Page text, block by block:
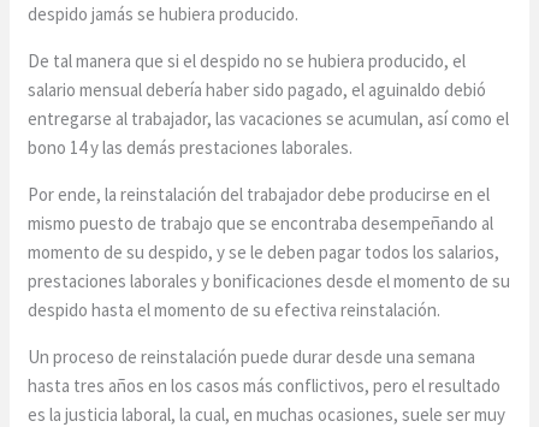
despido jamás se hubiera producido.
De tal manera que si el despido no se hubiera producido, el
salario mensual debería haber sido pagado, el aguinaldo debió
entregarse al trabajador, las vacaciones se acumulan, así como el
bono 14 y las demás prestaciones laborales.
Por ende, la reinstalación del trabajador debe producirse en el
mismo puesto de trabajo que se encontraba desempeñando al
momento de su despido, y se le deben pagar todos los salarios,
prestaciones laborales y bonificaciones desde el momento de su
despido hasta el momento de su efectiva reinstalación.
Un proceso de reinstalación puede durar desde una semana
hasta tres años en los casos más conflictivos, pero el resultado
es la justicia laboral, la cual, en muchas ocasiones, suele ser muy